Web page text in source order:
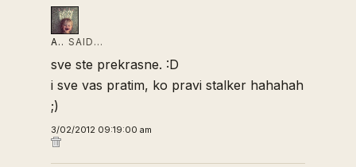
A.. SAID…
sve ste prekrasne. :D
i sve vas pratim, ko pravi stalker hahahah
;)
3/02/2012 09:19:00 am